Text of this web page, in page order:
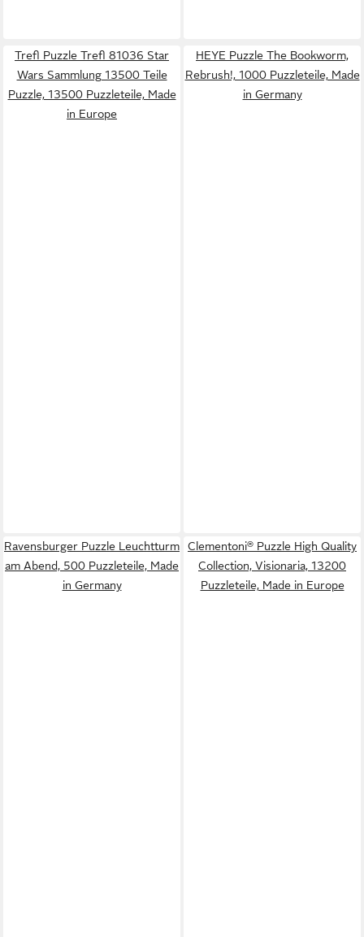
Trefl Puzzle Trefl 81036 Star
Wars Sammlung 13500 Teile
Puzzle, 13500 Puzzleteile, Made
in Europe
HEYE Puzzle The Bookworm,
Rebrush!, 1000 Puzzleteile, Made
in Germany
Ravensburger Puzzle Leuchtturm
am Abend, 500 Puzzleteile, Made
in Germany
Clementoni® Puzzle High Quality
Collection, Visionaria, 13200
Puzzleteile, Made in Europe